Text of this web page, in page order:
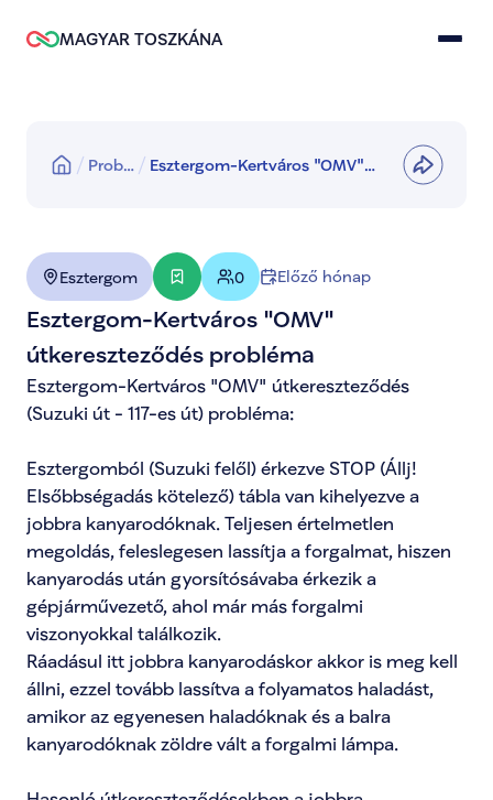
MAGYAR TOSZKÁNA
Prob…
Esztergom-Kertváros "OMV"
Esztergom 0 Előző hónap
Esztergom-Kertváros "OMV"
útkereszteződés probléma
Esztergom-Kertváros "OMV" útkereszteződés
(Suzuki út - 117-es út) probléma:
Esztergomból (Suzuki felől) érkezve STOP (Állj!
Elsőbbségadás kötelező) tábla van kihelyezve a
jobbra kanyarodóknak. Teljesen értelmetlen
megoldás, feleslegesen lassítja a forgalmat, hiszen
kanyarodás után gyorsítósávaba érkezik a
gépjárművezető, ahol már más forgalmi
viszonyokkal találkozik.
Ráadásul itt jobbra kanyarodáskor akkor is meg kell
állni, ezzel tovább lassítva a folyamatos haladást,
amikor az egyenesen haladóknak és a balra
kanyarodóknak zöldre vált a forgalmi lámpa.